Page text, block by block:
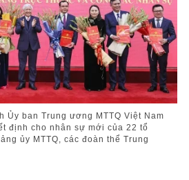
Ủy ban Trung ương MTTQ Việt Nam
định cho nhân sự mới của 22 tổ
ủy MTTQ, các đoàn thể Trung